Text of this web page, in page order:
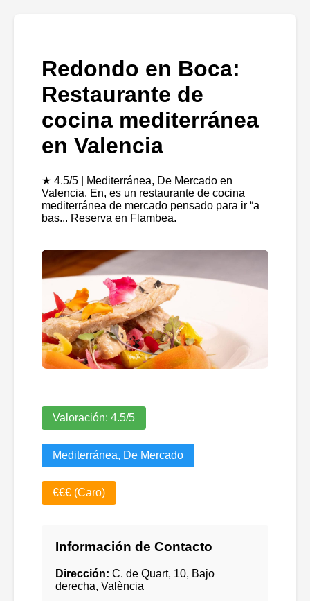
Redondo en Boca:
Restaurante de
cocina mediterránea
en Valencia
★ 4.5/5 | Mediterránea, De Mercado en
Valencia. En, es un restaurante de cocina
mediterránea de mercado pensado para ir “a
bas... Reserva en Flambea.
Valoración: 4.5/5
Mediterránea, De Mercado
€€€ (Caro)
Información de Contacto
Dirección: C. de Quart, 10, Bajo
derecha, València